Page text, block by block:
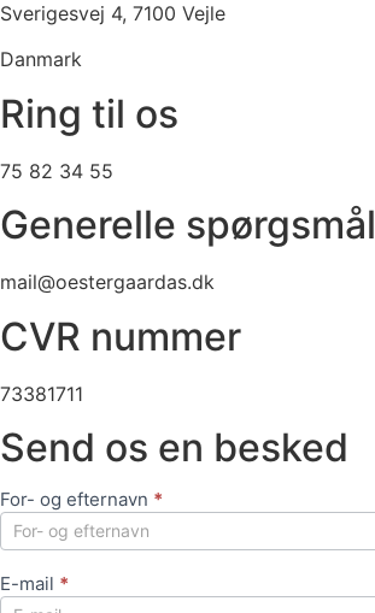
Sverigesvej 4, 7100 Vejle
Danmark
Ring til os
75 82 34 55
Generelle spørgsmål
mail@oestergaardas.dk
CVR nummer
73381711
Send os en besked
Kontakt
os
For- og efternavn *
E-mail *